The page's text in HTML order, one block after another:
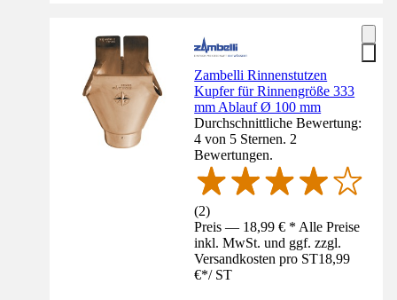
Zambelli Rinnenstutzen
Kupfer für Rinnengröße 333
mm Ablauf Ø 100 mm
Durchschnittliche Bewertung:
4 von 5 Sternen. 2
Bewertungen.
(2)
Preis — 18,99 € * Alle Preise
inkl. MwSt. und ggf. zzgl.
Versandkosten pro ST18,99
€*/ ST